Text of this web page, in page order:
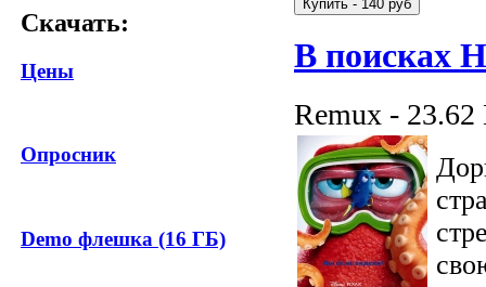
Скачать:
Цены
Опросник
Demo флешка (16 ГБ)
В поисках
Remux - 23.62